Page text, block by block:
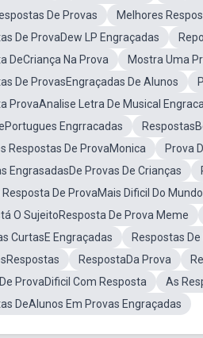
De Provas
Melhores
De ProvaDew LP Engraçadas
DeCriança Na Prova
Mostra Uma
De ProvasEngraçadas De Alunos
ProvaAnalise Letra De Musical
Engrracadas
Respostas De ProvaMonica
Prova
EngrasadasDe Provas De Crianças
Resposta De ProvaMais Dificil Do Mundo
O SujeitoResposta De Prova Meme
CurtasE Engraçadas
Respostas
RespostaDa Prova
ProvaDificil Com Resposta
As
DeAlunos Em Provas Engraçadas